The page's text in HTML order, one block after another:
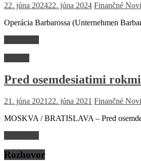
22. júna 202422. júna 2024 Finančné
Operácia Barbarossa (Unternehmen
Pred osemdesiatimi
21. júna 2021 22. júna 2021 Finančné
MOSKVA / BRATISLAVA – Pred
Rozhovor